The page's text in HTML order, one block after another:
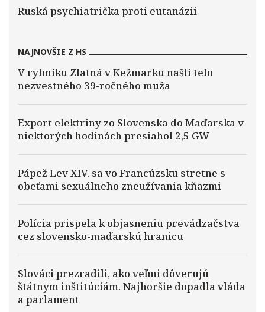
Ruská psychiatrička proti eutanázii
NAJNOVŠIE Z HS
V rybníku Zlatná v Kežmarku našli telo
nezvestného 39-ročného muža
Export elektriny zo Slovenska do Maďarska v
niektorých hodinách presiahol 2,5 GW
Pápež Lev XIV. sa vo Francúzsku stretne s
obeťami sexuálneho zneužívania kňazmi
Polícia prispela k objasneniu prevádzačstva
cez slovensko-maďarskú hranicu
Slováci prezradili, ako veľmi dôverujú
štátnym inštitúciám. Najhoršie dopadla vláda
a parlament